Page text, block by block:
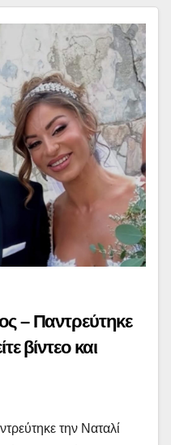
– Παντρεύτηκε
βίντεο και
την Ναταλί